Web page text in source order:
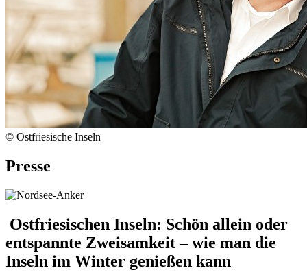
© Ostfriesische Inseln
Presse
Ostfriesischen Inseln: Schön allein oder
entspannte Zweisamkeit – wie man die
Inseln im Winter genießen kann